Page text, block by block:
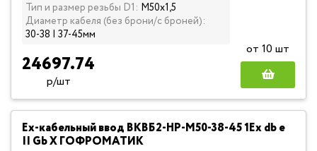
Тип и размер резьбы D1: М50х1,5
Диаметр кабеля (без брони/с броней):
30-38 | 37-45мм
24697.74
р/шт
от 10 шт
Ех-кабельный ввод ВКВБ2-НР-M50-38-45 1Ex db e
II Gb X ГОФРОМАТИК